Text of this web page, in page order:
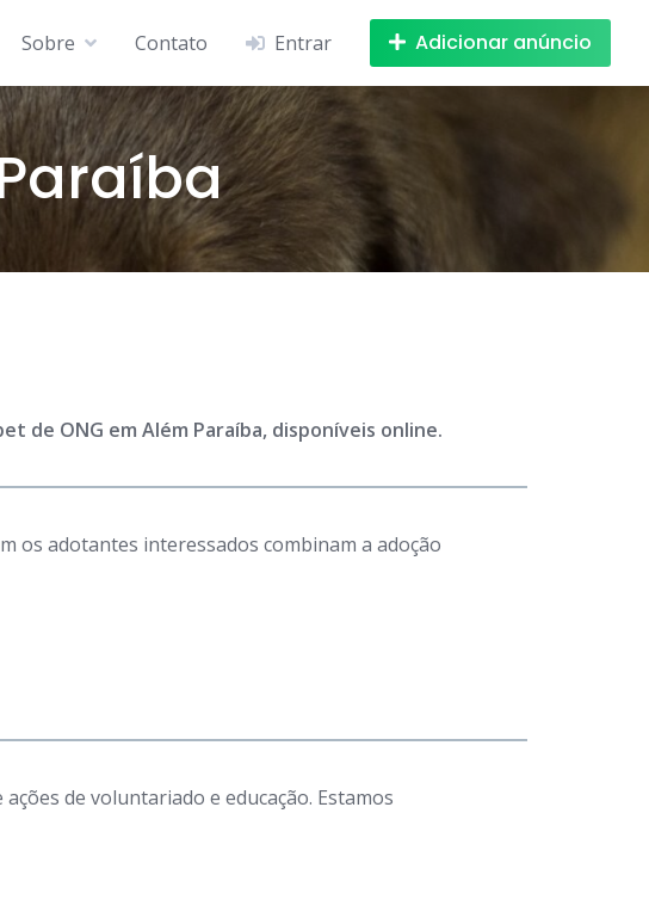
Sobre Contato Entrar Adicionar anúncio
de ONG em Além Paraíba, disponíveis online.
os adotantes interessados combinam a adoção
de voluntariado e educação. Estamos